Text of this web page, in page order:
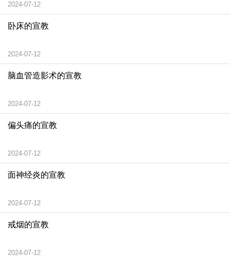
2024-07-12
卧床的宣教
2024-07-12
脑血管造影术的宣教
2024-07-12
偏头痛的宣教
2024-07-12
面神经炎的宣教
2024-07-12
戒烟的宣教
2024-07-12